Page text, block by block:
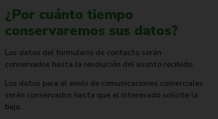
¿Por cuánto tiempo
conservaremos sus datos?
Los datos del formulario de contacto serán
conservados hasta la resolución del asunto recibido.
Los datos para el envío de comunicaciones comerciales
serán conservados hasta que el interesado solicite la
baja.